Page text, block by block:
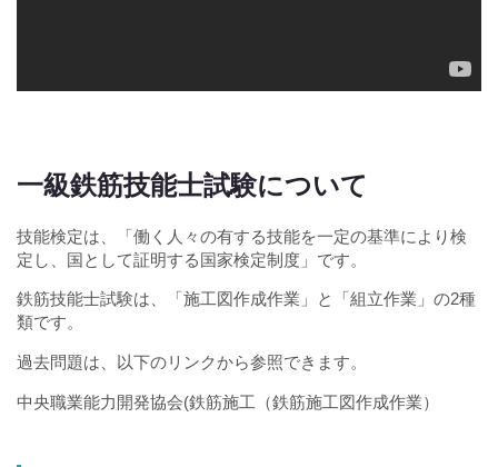
一級鉄筋技能士試験について
技能検定は、「働く人々の有する技能を一定の基準により検
定し、国として証明する国家検定制度」です。
鉄筋技能士試験は、「施工図作成作業」と「組立作業」の2種
類です。
過去問題は、以下のリンクから参照できます。
中央職業能力開発協会(鉄筋施工（鉄筋施工図作成作業）